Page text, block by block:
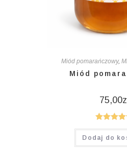
Miód pomarańczowy,
Miód
75,00
Oceniono
4.86na 5
Dodaj do